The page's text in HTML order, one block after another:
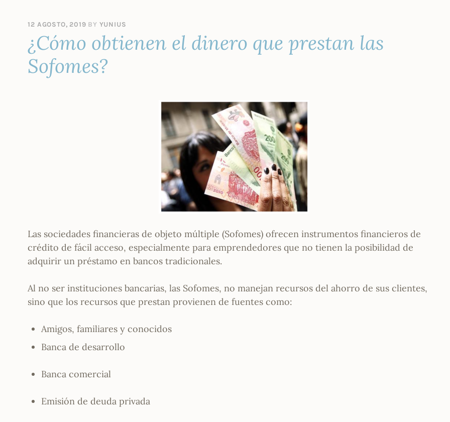
12 AGOSTO, 2019 BY YUNIUS
¿Cómo obtienen el dinero que prestan las
Sofomes?
Las sociedades financieras de objeto múltiple (Sofomes) ofrecen instrumentos financieros de
crédito de fácil acceso, especialmente para emprendedores que no tienen la posibilidad de
adquirir un préstamo en bancos tradicionales.
Al no ser instituciones bancarias, las Sofomes, no manejan recursos del ahorro de sus clientes,
sino que los recursos que prestan provienen de fuentes como:
Amigos, familiares y conocidos
Banca de desarrollo
Banca comercial
Emisión de deuda privada